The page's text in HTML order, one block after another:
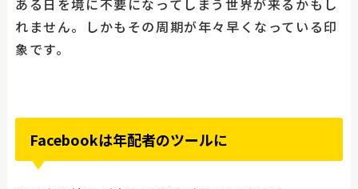
れません。しかもその周期が年々早くなっている印
象です。
Facebookは年配者のツールに